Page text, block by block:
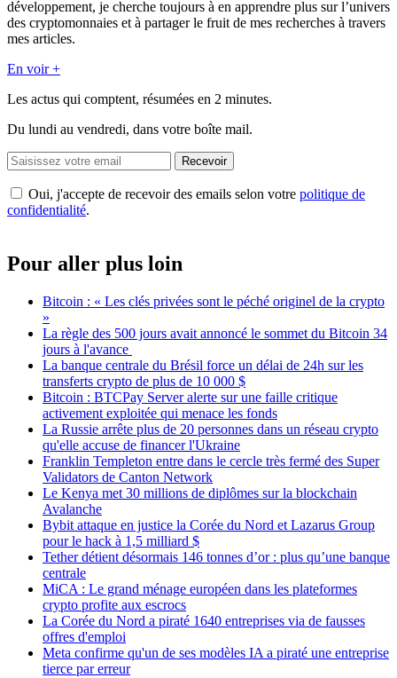
développement, je cherche toujours à en apprendre plus sur l’univers
des cryptomonnaies et à partager le fruit de mes recherches à travers
mes articles.
En voir +
Les actus qui comptent, résumées en 2 minutes.
Du lundi au vendredi, dans votre boîte mail.
Recevoir
Oui, j'accepte de recevoir des emails selon votre politique de
confidentialité.
Pour aller plus loin
Bitcoin : « Les clés privées sont le péché originel de la crypto
»
La règle des 500 jours avait annoncé le sommet du Bitcoin 34
jours à l'avance
La banque centrale du Brésil force un délai de 24h sur les
transferts crypto de plus de 10 000 $
Bitcoin : BTCPay Server alerte sur une faille critique
activement exploitée qui menace les fonds
La Russie arrête plus de 20 personnes dans un réseau crypto
qu'elle accuse de financer l'Ukraine
Franklin Templeton entre dans le cercle très fermé des Super
Validators de Canton Network
Le Kenya met 30 millions de diplômes sur la blockchain
Avalanche
Bybit attaque en justice la Corée du Nord et Lazarus Group
pour le hack à 1,5 milliard $
Tether détient désormais 146 tonnes d’or : plus qu’une banque
centrale
MiCA : Le grand ménage européen dans les plateformes
crypto profite aux escrocs
La Corée du Nord a piraté 1640 entreprises via de fausses
offres d'emploi
Meta confirme qu'un de ses modèles IA a piraté une entreprise
tierce par erreur